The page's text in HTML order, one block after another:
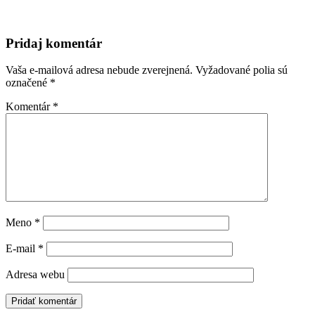
Pridaj komentár
Vaša e-mailová adresa nebude zverejnená. Vyžadované polia sú
označené *
Komentár *
Meno *
E-mail *
Adresa webu